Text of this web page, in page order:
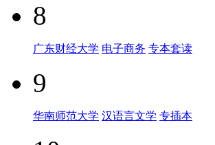
8
广东财经大学 电子商务 专本套读
9
华南师范大学 汉语言文学 专插本